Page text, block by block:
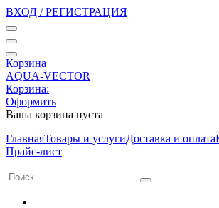
ВХОД / РЕГИСТРАЦИЯ
Корзина
AQUA-VECTOR
Корзина:
Оформить
Ваша корзина пуста
ГлавнаяТовары и услугиДоставка и оплата
Прайс-лист